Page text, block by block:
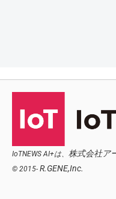
IoTNEWS AI+は、 株式会社ア
© 2015- R.GENE,Inc.